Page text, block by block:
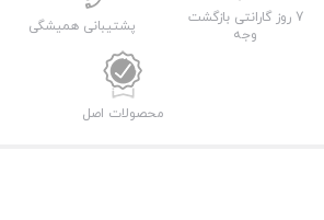
7 روز گارانتی بازگشت
وجه
پشتیبانی همیشگی
محصولات اصل